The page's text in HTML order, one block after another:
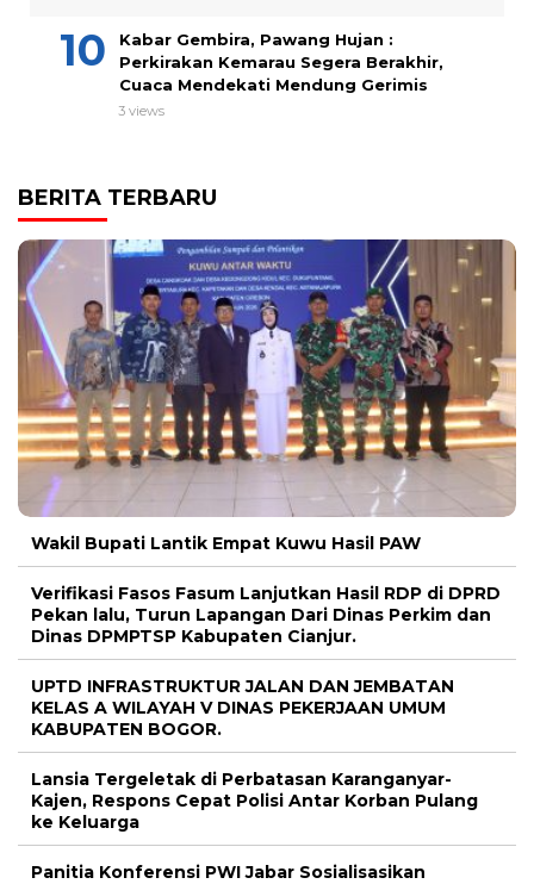
Kabar Gembira, Pawang Hujan :
Perkirakan Kemarau Segera Berakhir,
Cuaca Mendekati Mendung Gerimis
3 views
BERITA TERBARU
Wakil Bupati Lantik Empat Kuwu Hasil PAW
Verifikasi Fasos Fasum Lanjutkan Hasil RDP di DPRD
Pekan lalu, Turun Lapangan Dari Dinas Perkim dan
Dinas DPMPTSP Kabupaten Cianjur.
UPTD INFRASTRUKTUR JALAN DAN JEMBATAN
KELAS A WILAYAH V DINAS PEKERJAAN UMUM
KABUPATEN BOGOR.
Lansia Tergeletak di Perbatasan Karanganyar-
Kajen, Respons Cepat Polisi Antar Korban Pulang
ke Keluarga
Panitia Konferensi PWI Jabar Sosialisasikan